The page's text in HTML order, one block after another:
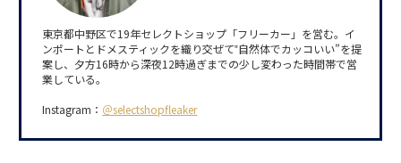
東京都中野区で19年セレクトショップ「フリーカー」を営む。イ
ンポートとドメスティックを織り交ぜて‟自然体でカッコいい”を提
案し、夕方16時から深夜12時過ぎまでの少し変わった時間帯で営
業している。
Instagram： ＠selectshopfleaker